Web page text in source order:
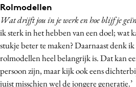
Rolmodellen
Wat drijft jou in je werk en hoe blijf je
ik sterk in het hebben van een doel; wat
stukje beter te maken? Daarnaast denk
rolmodellen heel belangrijk is. Dat kan
persoon zijn, maar kijk ook eens
juist misschien wel de jongere generatie.’